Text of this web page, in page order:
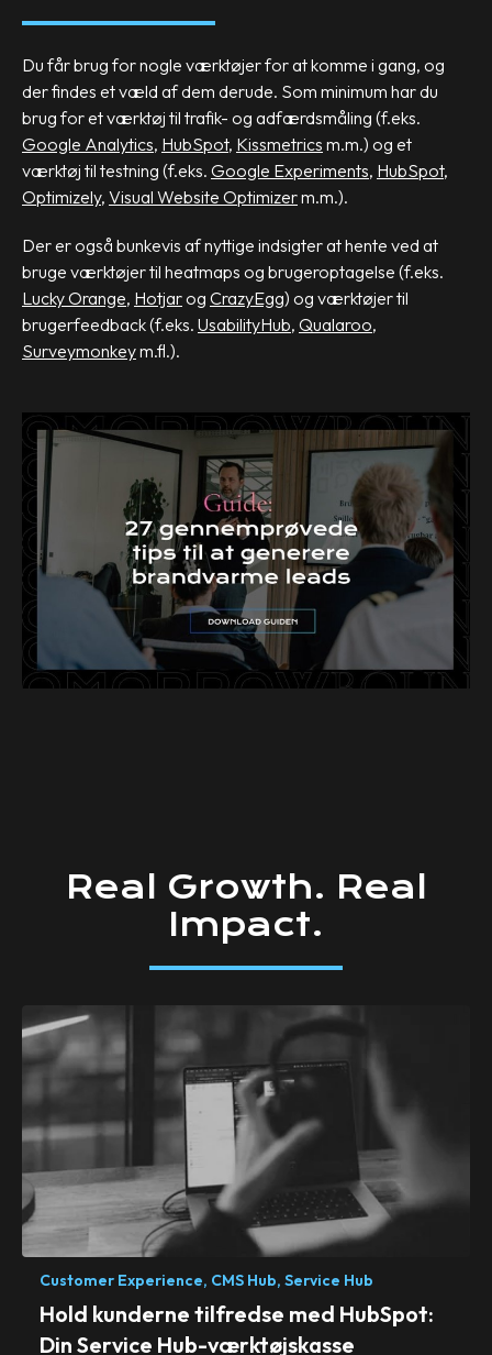
Du får brug for nogle værktøjer for at komme i gang, og
der findes et væld af dem derude. Som minimum har du
brug for et værktøj til trafik- og adfærdsmåling (f.eks.
Google Analytics, HubSpot, Kissmetrics m.m.) og et
værktøj til testning (f.eks. Google Experiments, HubSpot,
Optimizely, Visual Website Optimizerm.m.).
Der er også bunkevis af nyttige indsigter at hente ved at
bruge værktøjer til heatmaps og brugeroptagelse (f.eks.
Lucky Orange, Hotjarog CrazyEgg) og værktøjer til
brugerfeedback (f.eks. UsabilityHub, Qualaroo,
Surveymonkeym.fl.).
Real Growth. Real
Impact.
Customer Experience, CMS Hub, Service Hub
Hold kunderne tilfredse med HubSpot:
Din Service Hub-værktøjskasse